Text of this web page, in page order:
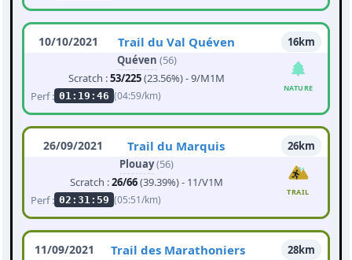
10/10/2021 Trail du Val Quéven
16km
Quéven (56)
Scratch :53/225(23.56%) - 9/M1M
Perf : 01:19:46 (04:59/km)
NATURE
26/09/2021 Trail du Marquis
26km
Plouay(56)
Scratch :26/66(39.39%) - 11/V1M
Perf : 02:31:59 (05:51/km)
TRAIL
11/09/2021 Trail des Marathoniers
28km